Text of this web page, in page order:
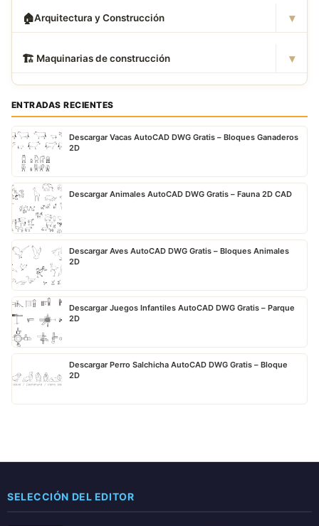
🏠Arquitectura y Construcción ▾
🏗 ️ Maquinarias de construcción ▾
ENTRADAS RECIENTES
Descargar Vacas AutoCAD DWG Gratis – Bloques Ganaderos
2D
Descargar Animales AutoCAD DWG Gratis – Fauna 2D CAD
Descargar Aves AutoCAD DWG Gratis – Bloques Animales
2D
Descargar Juegos Infantiles AutoCAD DWG Gratis – Parque
2D
Descargar Perro Salchicha AutoCAD DWG Gratis – Bloque
2D
SELECCIÓN DEL EDITOR